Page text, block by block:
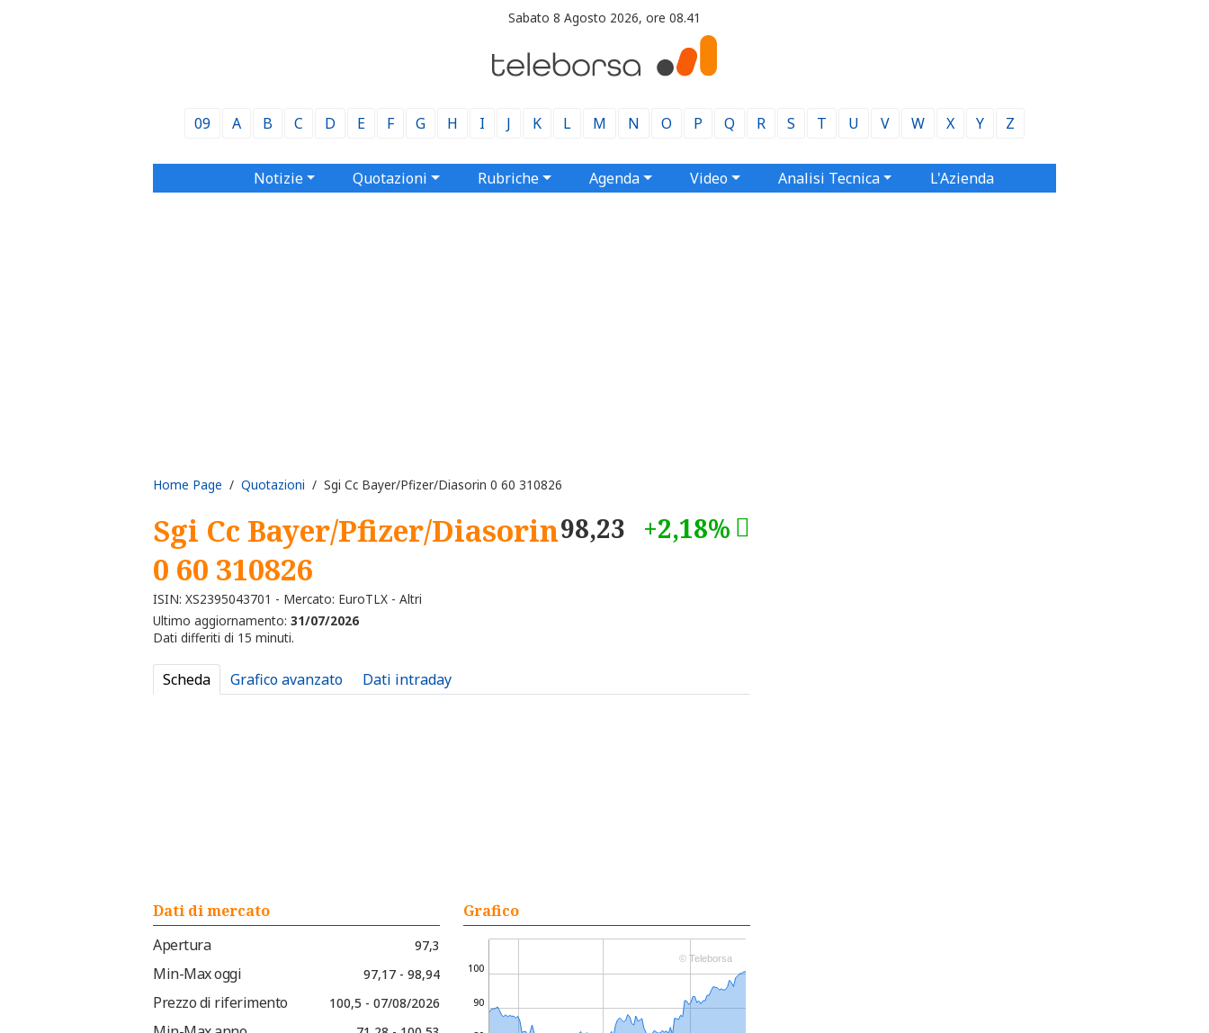
Sabato 8 Agosto 2026, ore 08.41
09 A B C D E F G H I J K L M N O P Q R S T U V W X Y Z
Notizie Quotazioni Rubriche Agenda Video Analisi Tecnica L'Azienda
Home Page / Quotazioni / Sgi Cc Bayer/Pfizer/Diasorin 0 60 310826
Sgi Cc Bayer/Pfizer/Diasorin
0 60 310826
ISIN: XS2395043701 - Mercato: EuroTLX - Altri
98,23 +2,18%
Ultimo aggiornamento: 31/07/2026
Dati differiti di 15 minuti.
Scheda Grafico avanzato Dati intraday
Dati di mercato
Apertura
97,3
Min-Max oggi 97,17 - 98,94
Prezzo di riferimento 100,5 - 07/08/2026
Grafico
90
100
© Teleborsa